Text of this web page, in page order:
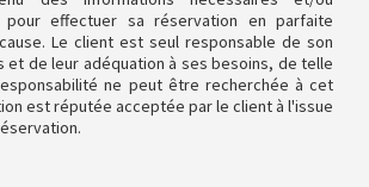
pour effectuer sa réservation en parfaite
Le client est seul responsable de son
et de leur adéquation à ses besoins, de telle
ne peut être recherchée à cet
est réputée acceptée par le client à l'issue